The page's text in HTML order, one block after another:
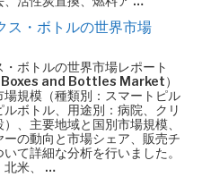
ス・ボトルの世界市場
ボトルの世界市場レポート
and Bottles Market）
規模（種類別：スマートピル
ボトル、用途別：病院、クリ
、主要地域と国別市場規模、
の動向と市場シェア、販売チ
て詳細な分析を行いました。
北米、 …